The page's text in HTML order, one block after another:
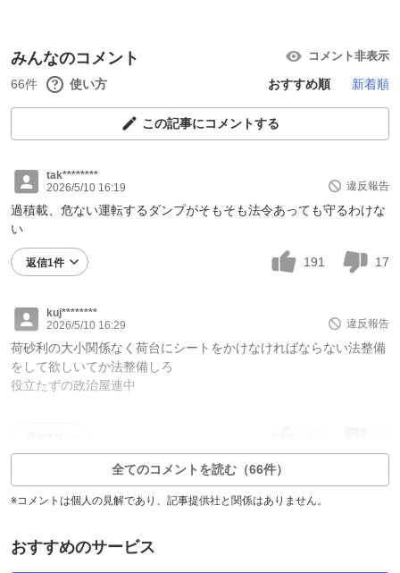
みんなのコメント コメント非表示
66件 使い方 おすすめ順 新着順
この記事にコメントする
tak********
2026/5/10 16:19
違反報告
過積載、危ない運転するダンプがそもそも法令あっても守るわけな
い
返信1件 191 17
kuj********
2026/5/10 16:29
違反報告
荷砂利の大小関係なく荷台にシートをかけなければならない法整備
をして欲しいてか法整備しろ
役立たずの政治屋連中
全てのコメントを読む（66件）
※コメントは個人の見解であり、記事提供社と関係はありません。
おすすめのサービス